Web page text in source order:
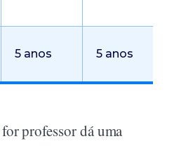
5 anos 5 anos
professor dá uma